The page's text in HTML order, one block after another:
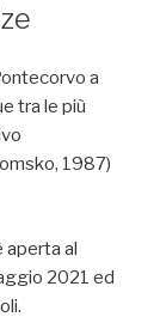
a
tra le più
1987)
aperta al
2021 ed